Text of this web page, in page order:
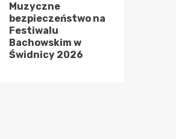
Muzyczne
bezpieczeństwo na
Festiwalu
Bachowskim w
Świdnicy 2026